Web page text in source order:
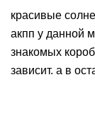
красивые
акпп у данной
знакомых
зависит. а в